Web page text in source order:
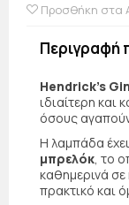
Προσθήκη στα
Περιγραφή
Hendrick's
ιδιαίτερη και
όσους
Η λαμπάδα έχει
μπρελόκ , το
καθημερινά
πρακτικό και